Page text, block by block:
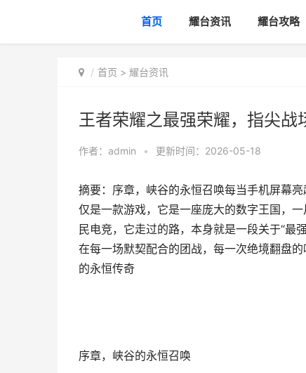
首页 耀台资讯 耀台攻略
首页 > 耀台资讯
王者荣耀之最强荣耀，指尖战
作者： admin • 更新时间：2026-05-18
摘要：序章，峡谷的永恒召唤每当手机屏幕
仅是一款游戏，它是一座庞大的数字王国，
民电竞，它走过的路，本身就是一段关于“最
在每一场默契配合的团战，每一次绝境翻盘
的永恒传奇
序章，峡谷的永恒召唤